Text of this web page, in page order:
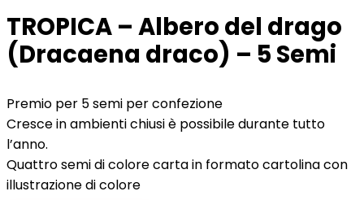
TROPICA – Albero del drago
(Dracaena draco) – 5 Semi
Premio per 5 semi per confezione
Cresce in ambienti chiusi è possibile durante tutto
l’anno.
Quattro semi di colore carta in formato cartolina con
illustrazione di colore